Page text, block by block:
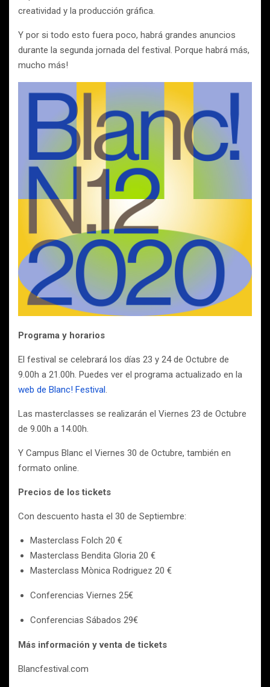
creatividad y la producción gráfica.
Y por si todo esto fuera poco, habrá grandes anuncios
durante la segunda jornada del festival. Porque habrá más,
mucho más!
Programa y horarios
El festival se celebrará los días 23 y 24 de Octubre de
9.00h a 21.00h. Puedes ver el programa actualizado en la
web de Blanc! Festival.
Las masterclasses se realizarán el Viernes 23 de Octubre
de 9.00h a 14.00h.
Y Campus Blanc el Viernes 30 de Octubre, también en
formato online.
Precios de los tickets
Con descuento hasta el 30 de Septiembre:
Masterclass Folch 20 €
Masterclass Bendita Gloria 20 €
Masterclass Mònica Rodriguez 20 €
Conferencias Viernes 25€
Conferencias Sábados 29€
Más información y venta de tickets
Blancfestival.com